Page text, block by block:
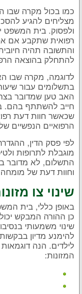
כמו בכול מקרה שבו
מצליחים להגיע
ולפסוק. בית
רפואית שתקבע אם
והתשובה תהיה
להתחלק בהוצאה
לדוגמה, מקרה
בתשלומים עבור
האב טען שמדובר
חייב להשתתף בהם.
שכאשר חוות דעת
הרפואיים הנפשיים
לפי פסק הדין,
מוגבלת לתרופות
התשלום, לא מדובר
וחוות דעת של
שינוי צו
באופן כללי, בית
כן ההורה המבקש
שינוי משמעותי
להימנע מדיון בבקשות
לילדים. הנה דוגמאות
המזונות: